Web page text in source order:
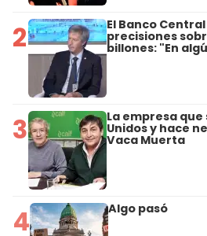
2 El Banco
precisiones
billones: "En
3 La empresa
Unidos y hace
Vaca Muerta
4 Algo pasó